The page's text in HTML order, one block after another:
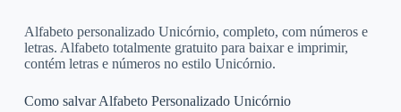
Alfabeto personalizado Unicórnio, completo, com números e
letras. Alfabeto totalmente gratuito para baixar e imprimir,
contém letras e números no estilo Unicórnio.
Como salvar Alfabeto Personalizado Unicórnio